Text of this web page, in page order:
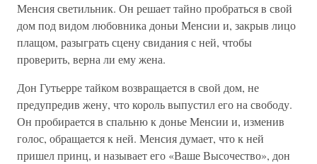
Менсия светильник. Он решает тайно пробраться в свой
дом под видом любовника доньи Менсии и, закрыв лицо
плащом, разыграть сцену свидания с ней, чтобы
проверить, верна ли ему жена.
Дон Гутьерре тайком возвращается в свой дом, не
предупредив жену, что король выпустил его на свободу.
Он пробирается в спальню к донье Менсии и, изменив
голос, обращается к ней. Менсия думает, что к ней
пришел принц, и называет его «Ваше Высочество», дон